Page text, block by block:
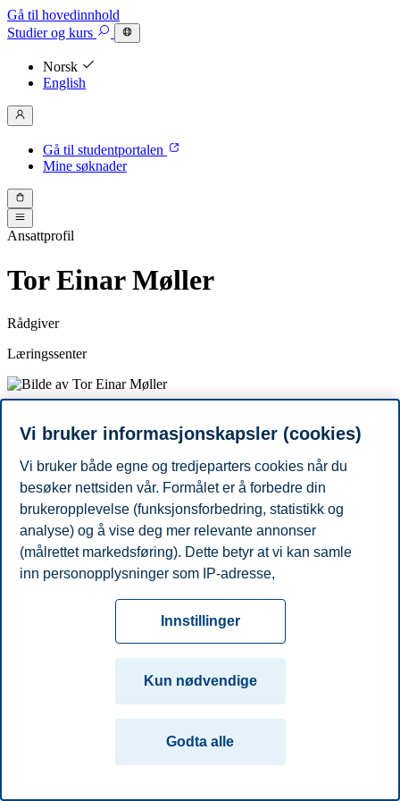
Gå til hovedinnhold
Studierog kurs
Norsk
English
Gå til studentportalen
Mine søknader
Ansattprofil
Tor Einar Møller
Rådgiver
Læringssenter
fra
Beredskap
Kontakt oss
Campus:
Bergen Trondheim Stavanger
Vi bruker informasjonskapsler (cookies)
Vi bruker både egne og tredjeparters cookies når du
besøker nettsiden vår. Formålet er å forbedre din
brukeropplevelse (funksjonsforbedring, statistikk og
analyse) og å vise deg mer relevante annonser
(målrettet markedsføring). Dette betyr at vi kan samle
inn personopplysninger som IP-adresse,
cookies som er nødvendige for at nettsiden skal
fungere, kan du enten godta alle eller tilpasse ditt
samtykke ved å endre innstillinger.
Les mer om våre informasjonskapsler, hvilke
opplysninger vi samler inn og formålene i innstillinger
for informasjonskapsler. Du kan når som helst endre
eller trekke tilbake ditt samtykke i innstillingene ved å
Innstillinger
Kun nødvendige
Godta alle